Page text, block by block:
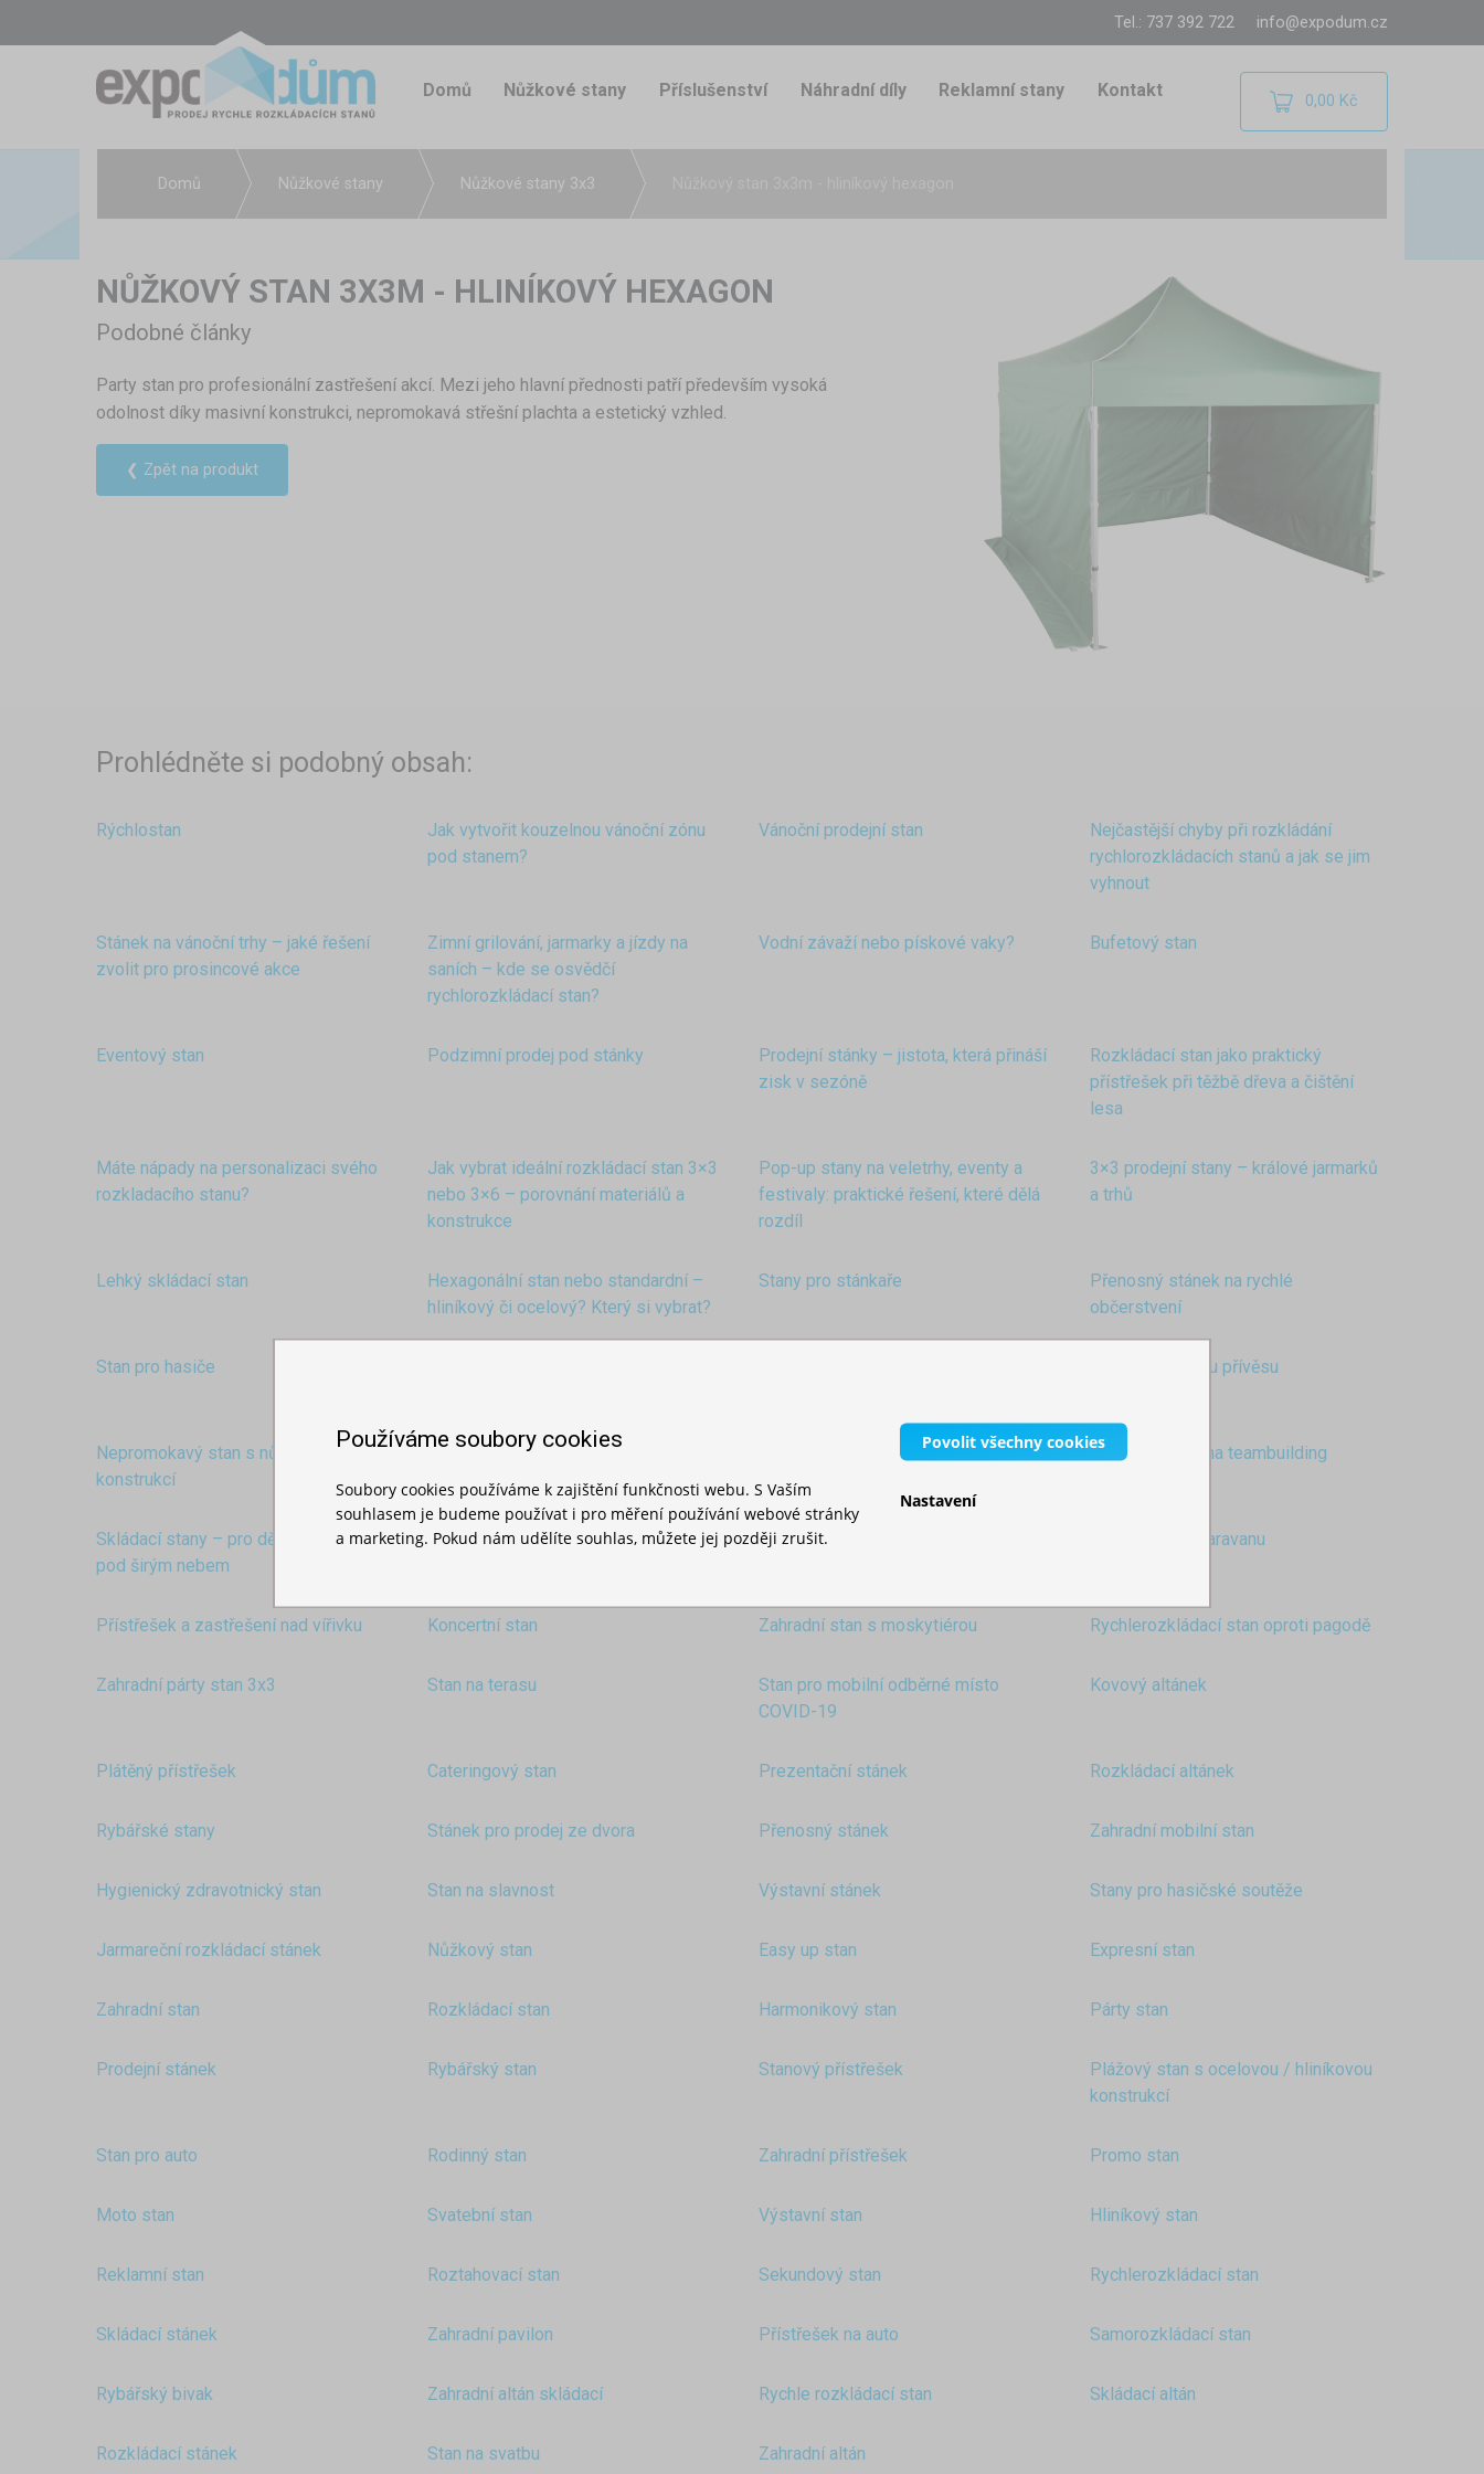
Tel.: 737 392 722 info@expodum.cz
Domů Nůžkové stany Příslušenství Náhradní díly Reklamní stany Kontakt 0,00 Kč
Domů Nůžkové stany Nůžkové stany 3x3
NŮŽKOVÝ STAN 3X3M - HLINÍKOVÝ HEXAGON
Podobné články
Party stan pro profesionální zastřešení akcí. Mezi jeho hlavní přednosti patří především vysoká
odolnost díky masivní konstrukci, nepromokavá střešní plachta a estetický vzhled.
❮ Zpět na produkt
Prohlédněte si podobný obsah:
Rýchlostan
Jak vytvořit kouzelnou vánoční zónu
pod stanem?
Vánoční prodejní stan
Nejčastější chyby při rozkládání
rychlorozkládacích stanů a jak se jim
vyhnout
Stánek na vánoční trhy – jaké řešení
zvolit pro prosincové akce
Zimní grilování, jarmarky a jízdy na
saních – kde se osvědčí
rychlorozkládací stan?
Vodní závaží nebo pískové vaky? Bufetový stan
Eventový stan Podzimní prodej pod stánky
Prodejní stánky – jistota, která přináší
zisk v sezóně
Rozkládací stan jako praktický
přístřešek při těžbě dřeva a čištění
lesa
Máte nápady na personalizaci svého
rozkladacího stanu?
Jak vybrat ideální rozkládací stan 3×3
nebo 3×6 – porovnání materiálů a
konstrukce
Pop-up stany na veletrhy, eventy a
festivaly: praktické řešení, které dělá
rozdíl
3×3 prodejní stany – králové jarmarků
a trhů
Lehký skládací stan
Hexagonální stan nebo standardní –
hliníkový či ocelový? Který si vybrat?
Stany pro stánkaře
Přenosný stánek na rychlé
občerstvení
Stan pro hasiče Stan k obytnému přívěsu
Nepromokavý stan s nůžkovou
konstrukcí
Pop-up bary pod stanem Reklamní stan s vlastní potiskem Skládací stany na teambuilding
Skládací stany – pro dětské oslavy
pod širým nebem
Stan na hodiny fitness a jógy
Stan na zahradnické veletrhy a výstavy
Přístřešek ke karavanu
Přístřešek a zastřešení nad vířivku Koncertní stan Zahradní stan s moskytiérou Rychlerozkládací stan oproti pagodě
Zahradní párty stan 3x3 Stan na terasu
Stan pro mobilní odběrné místo
COVID-19
Kovový altánek
Plátěný přístřešek Cateringový stan Prezentační stánek Rozkládací altánek
Rybářské stany Stánek pro prodej ze dvora Přenosný stánek Zahradní mobilní stan
Hygienický zdravotnický stan Stan na slavnost Výstavní stánek Stany pro hasičské soutěže
Jarmareční rozkládací stánek Nůžkový stan Easy up stan Expresní stan
Zahradní stan Rozkládací stan Harmonikový stan Párty stan
Prodejní stánek Rybářský stan Stanový přístřešek
Plážový stan s ocelovou / hliníkovou
konstrukcí
Stan pro auto Rodinný stan Zahradní přístřešek Promo stan
Moto stan Svatební stan Výstavní stan Hliníkový stan
Reklamní stan Roztahovací stan Sekundový stan Rychlerozkládací stan
Skládací stánek Zahradní pavilon Přístřešek na auto Samorozkládací stan
Rybářský bivak Zahradní altán skládací Rychle rozkládací stan Skládací altán
Rozkládací stánek Stan na svatbu Zahradní altán
Používáme soubory cookies
Soubory cookies používáme k zajištění funkčnosti webu. S Vaším
souhlasem je budeme používat i pro měření používání webové stránky
a marketing. Pokud nám udělíte souhlas, můžete jej později zrušit.
Povolit všechny cookies
Nastavení